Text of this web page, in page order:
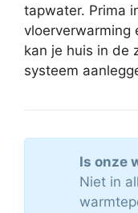
tapwater. Prima
vloerverwarming
kan je huis in de
systeem
Is onze
Niet in